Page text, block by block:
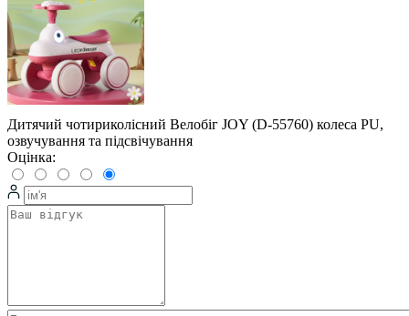
Дитячий чотириколісний Велобіг JOY (D-55760) колеса PU,
озвучування та підсвічування
Оцінка: